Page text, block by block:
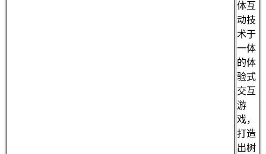
体互
动技
术于
一体
的体
验式
交互
游
戏，
打造
出树